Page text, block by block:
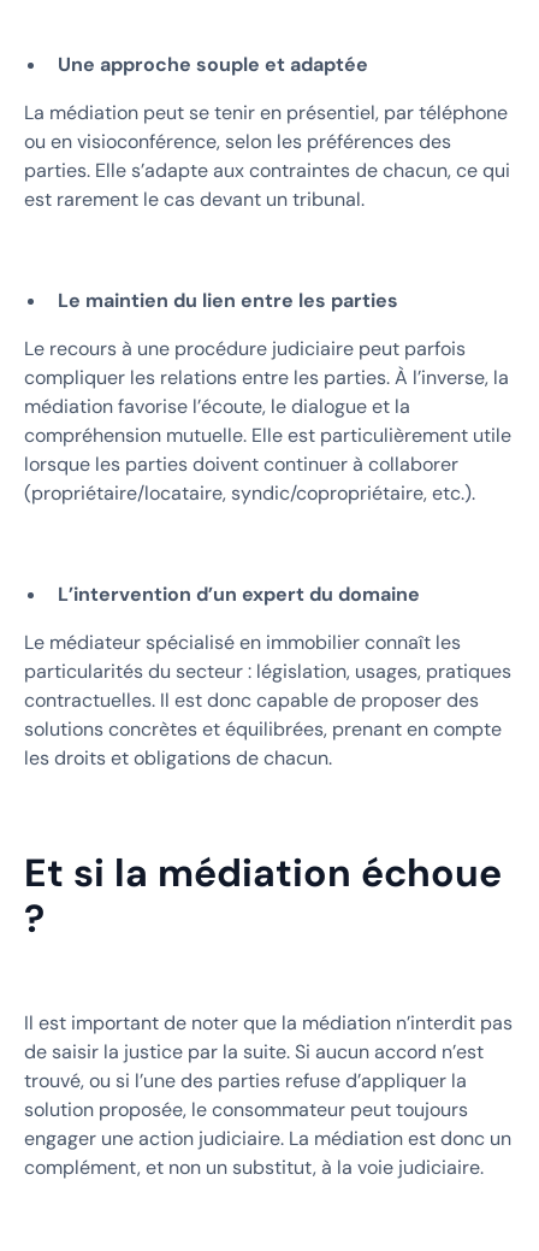
Une approche souple et adaptée
La médiation peut se tenir en présentiel, par téléphone
ou en visioconférence, selon les préférences des
parties. Elle s’adapte aux contraintes de chacun, ce qui
est rarement le cas devant un tribunal.
Le maintien du lien entre les parties
Le recours à une procédure judiciaire peut parfois
compliquer les relations entre les parties. À l’inverse, la
médiation favorise l’écoute, le dialogue et la
compréhension mutuelle. Elle est particulièrement utile
lorsque les parties doivent continuer à collaborer
(propriétaire/locataire, syndic/copropriétaire, etc.).
L’intervention d’un expert du domaine
Le médiateur spécialisé en immobilier connaît les
particularités du secteur : législation, usages, pratiques
contractuelles. Il est donc capable de proposer des
solutions concrètes et équilibrées, prenant en compte
les droits et obligations de chacun.
Et si la médiation échoue
?
Il est important de noter que la médiation n’interdit pas
de saisir la justice par la suite. Si aucun accord n’est
trouvé, ou si l’une des parties refuse d’appliquer la
solution proposée, le consommateur peut toujours
engager une action judiciaire. La médiation est donc un
complément, et non un substitut, à la voie judiciaire.